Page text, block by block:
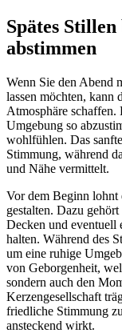
Spätes
abstimmen
Wenn Sie den Abend
lassen möchten, kann
Atmosphäre
Umgebung so
wohlfühlen. Das
Stimmung, während
und Nähe vermittelt.
Vor dem Beginn lohnt
gestalten. Dazu
Decken und eventuell
halten. Während des
um eine ruhige
von Geborgenheit,
sondern auch den
Kerzengesellschaft
friedliche Stimmung
ansteckend wirkt.